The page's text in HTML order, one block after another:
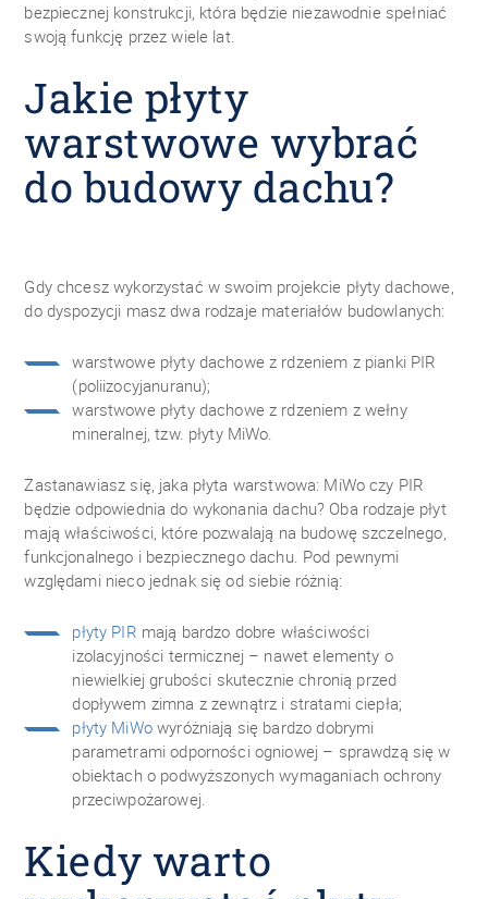
bezpiecznej konstrukcji, która będzie niezawodnie spełniać
swoją funkcję przez wiele lat.
Jakie płyty
warstwowe wybrać
do budowy dachu?
Gdy chcesz wykorzystać w swoim projekcie płyty dachowe,
do dyspozycji masz dwa rodzaje materiałów budowlanych:
warstwowe płyty dachowe z rdzeniem z pianki PIR
(poliizocyjanuranu);
warstwowe płyty dachowe z rdzeniem z wełny
mineralnej, tzw. płyty MiWo.
Zastanawiasz się, jaka płyta warstwowa: MiWo czy PIR
będzie odpowiednia do wykonania dachu? Oba rodzaje płyt
mają właściwości, które pozwalają na budowę szczelnego,
funkcjonalnego i bezpiecznego dachu. Pod pewnymi
względami nieco jednak się od siebie różnią:
płyty PIR mają bardzo dobre właściwości
izolacyjności termicznej – nawet elementy o
niewielkiej grubości skutecznie chronią przed
dopływem zimna z zewnątrz i stratami ciepła;
płyty MiWowyróżniają się bardzo dobrymi
parametrami odporności ogniowej – sprawdzą się w
obiektach o podwyższonych wymaganiach ochrony
przeciwpożarowej.
Kiedy warto